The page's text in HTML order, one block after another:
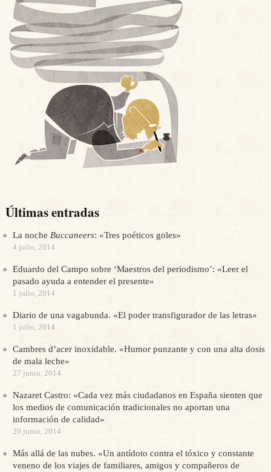
Últimas entradas
La noche Buccaneers: «Tres poéticos goles»
4 julio, 2014
Eduardo del Campo sobre ‘Maestros del periodismo’: «Leer el
pasado ayuda a entender el presente»
1 julio, 2014
Diario de una vagabunda. «El poder transfigurador de las letras»
1 julio, 2014
Cambres d’acer inoxidable. «Humor punzante y con una alta dosis
de mala leche»
27 junio, 2014
Nazaret Castro: «Cada vez más ciudadanos en España sienten que
los medios de comunicación tradicionales no aportan una
información de calidad»
20 junio, 2014
Más allá de las nubes. «Un antídoto contra el tóxico y constante
veneno de los viajes de familiares, amigos y compañeros de